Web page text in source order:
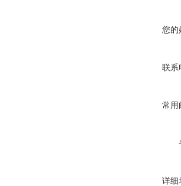
您的
联系
常用
详细